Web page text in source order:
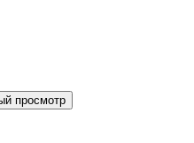
просмотр